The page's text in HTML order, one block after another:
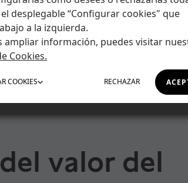
desplegable “Configurar cookies" que
a la izquierda.
ampliar información, puedes visitar
Cookies.
RECHAZAR
COOKIES
y llévate hasta 5.000 euros"
lo largo del periodo?
valor del